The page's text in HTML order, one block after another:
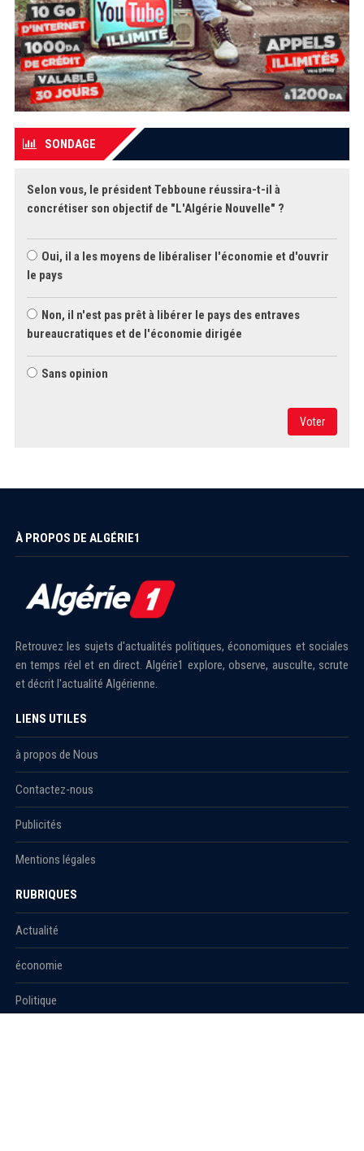
SONDAGE
Selon vous, le président Tebboune réussira-t-il à
concrétiser son objectif de "L'Algérie Nouvelle" ?
Oui, il a les moyens de libéraliser l'économie et d'ouvrir
le pays
Non, il n'est pas prêt à libérer le pays des entraves
bureaucratiques et de l'économie dirigée
Sans opinion
Voter
À PROPOS DE ALGÉRIE1
Retrouvez les sujets d'actualités politiques, économiques et sociales
en temps réel et en direct. Algérie1 explore, observe, ausculte, scrute
et décrit l'actualité Algérienne.
LIENS UTILES
à propos de Nous
Contactez-nous
Publicités
Mentions légales
RUBRIQUES
Actualité
économie
Politique